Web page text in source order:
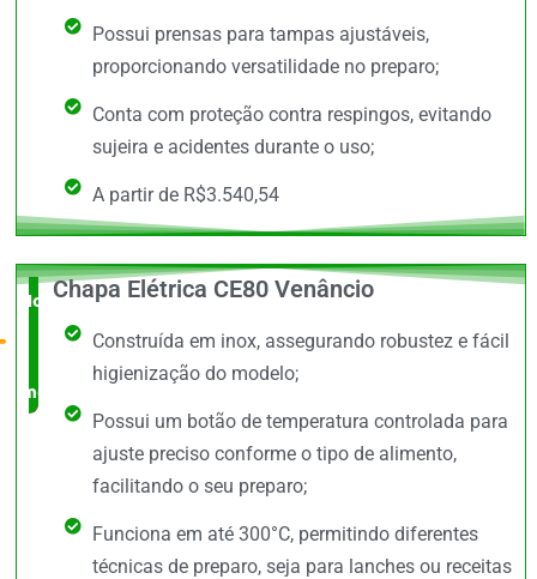
Possui prensas para tampas ajustáveis,
proporcionando versatilidade no preparo;
Conta com proteção contra respingos, evitando
sujeira e acidentes durante o uso;
A partir de R$3.540,54
Novidade
no
mercado
Chapa Elétrica CE80 Venâncio
Construída em inox, assegurando robustez e fácil
higienização do modelo;
Possui um botão de temperatura controlada para
ajuste preciso conforme o tipo de alimento,
facilitando o seu preparo;
Funciona em até 300°C, permitindo diferentes
técnicas de preparo, seja para lanches ou receitas